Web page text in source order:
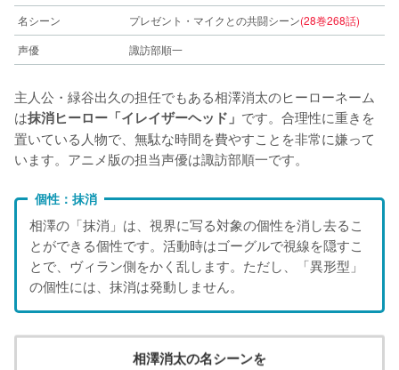
名シーン
プレゼント・マイクとの共闘シーン(28巻268話)
声優
諏訪部順一
主人公・緑谷出久の担任でもある相澤消太のヒーローネーム
は抹消ヒーロー「イレイザーヘッド」 です。合理性に重きを
置いている人物で、無駄な時間を費やすことを非常に嫌って
います。アニメ版の担当声優は諏訪部順一です。
個性：抹消
相澤の「抹消」は、視界に写る対象の個性を消し去るこ
とができる個性です。活動時はゴーグルで視線を隠すこ
とで、ヴィラン側をかく乱します。ただし、「異形型」
の個性には、抹消は発動しません。
相澤消太の名シーンを